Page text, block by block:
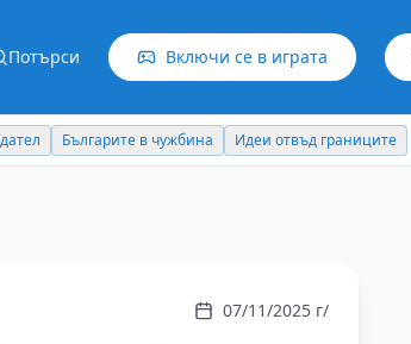
Потърси Включи се в играта
Българите в чужбина Идеи отвъд границите
07/11/2025 г/